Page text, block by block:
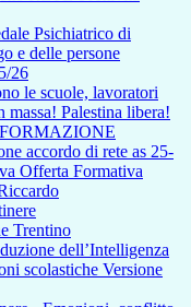
Psichiatrico di
e delle persone
26
le scuole, lavoratori
massa! Palestina libera!
accordo di rete as 25-
Offerta Formativa
Trentino
dell’Intelligenza
scolastiche Versione